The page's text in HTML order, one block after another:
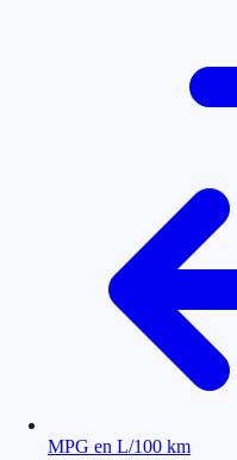
MPG en L/100 km